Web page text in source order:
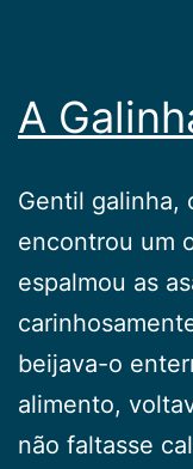
A
Gentil galinha,
encontrou um
espalmou as
beijava-o
alimento,
não faltasse